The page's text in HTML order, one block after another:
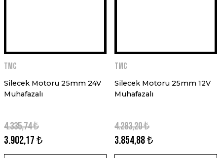
TMC
Silecek Motoru 25mm 24V
Muhafazalı
3.902,17 ₺
4.335,74 ₺
TMC
Silecek Motoru 25mm 12V
Muhafazalı
3.854,88 ₺
4.283,20 ₺